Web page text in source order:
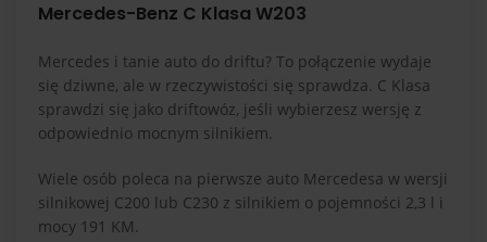
Mercedes-Benz C Klasa W203
Mercedes i tanie auto do driftu? To połączenie wydaje
się dziwne, ale w rzeczywistości się sprawdza. C Klasa
sprawdzi się jako driftowóz, jeśli wybierzesz wersję z
odpowiednio mocnym silnikiem.
Wiele osób poleca na pierwsze auto Mercedesa w wersji
silnikowej C200 lub C230 z silnikiem o pojemności 2,3 l i
mocy 191 KM.